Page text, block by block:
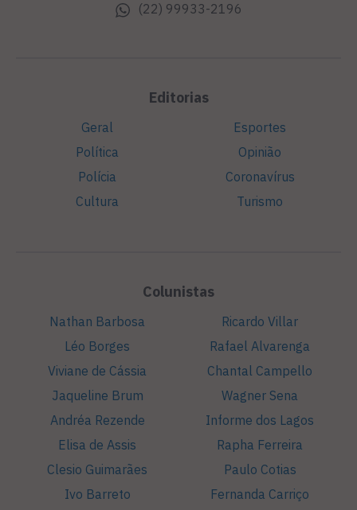
(22) 99933-2196
Editorias
Geral
Política
Polícia
Cultura
Esportes
Opinião
Coronavírus
Turismo
Colunistas
Nathan Barbosa
Léo Borges
Viviane de Cássia
Jaqueline Brum
Andréa Rezende
Elisa de Assis
Clesio Guimarães
Ivo Barreto
Ricardo Villar
Rafael Alvarenga
Chantal Campello
Wagner Sena
Informe dos Lagos
Rapha Ferreira
Paulo Cotias
Fernanda Carriço